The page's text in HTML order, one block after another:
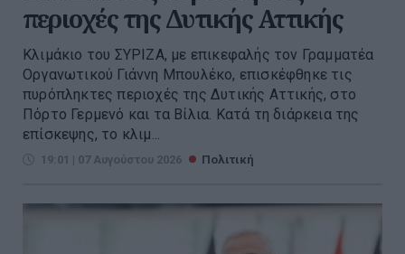
περιοχές της Δυτικής Αττικής
Κλιμάκιο του ΣΥΡΙΖΑ, με επικεφαλής τον Γραμματέα
Οργανωτικού Γιάννη Μπουλέκο, επισκέφθηκε τις
πυρόπληκτες περιοχές της Δυτικής Αττικής, στο
Πόρτο Γερμενό και τα Βίλια. Κατά τη διάρκεια της
επίσκεψης, το κλιμ...
19:01 | 07 Αυγούστου 2026 Πολιτική